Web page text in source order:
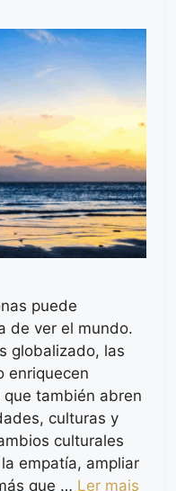
puede
de ver el mundo.
globalizado, las
enriquecen
también abren
culturas y
culturales
empatía, ampliar
que … Ler mais